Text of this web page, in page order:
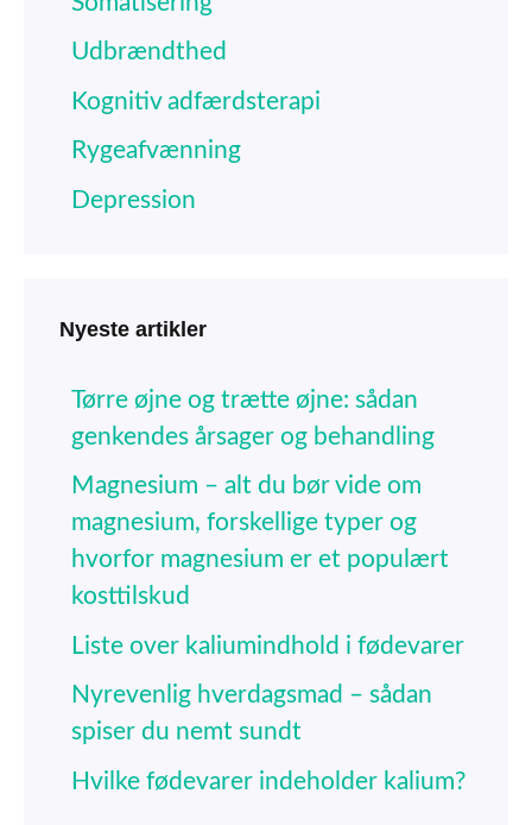
Udbrændthed
Kognitiv adfærdsterapi
Rygeafvænning
Depression
Nyeste artikler
Tørre øjne og trætte øjne: sådan
genkendes årsager og behandling
Magnesium – alt du bør vide om
magnesium, forskellige typer og
hvorfor magnesium er et populært
kosttilskud
Liste over kaliumindhold i fødevarer
Nyrevenlig hverdagsmad – sådan
spiser du nemt sundt
Hvilke fødevarer indeholder kalium?